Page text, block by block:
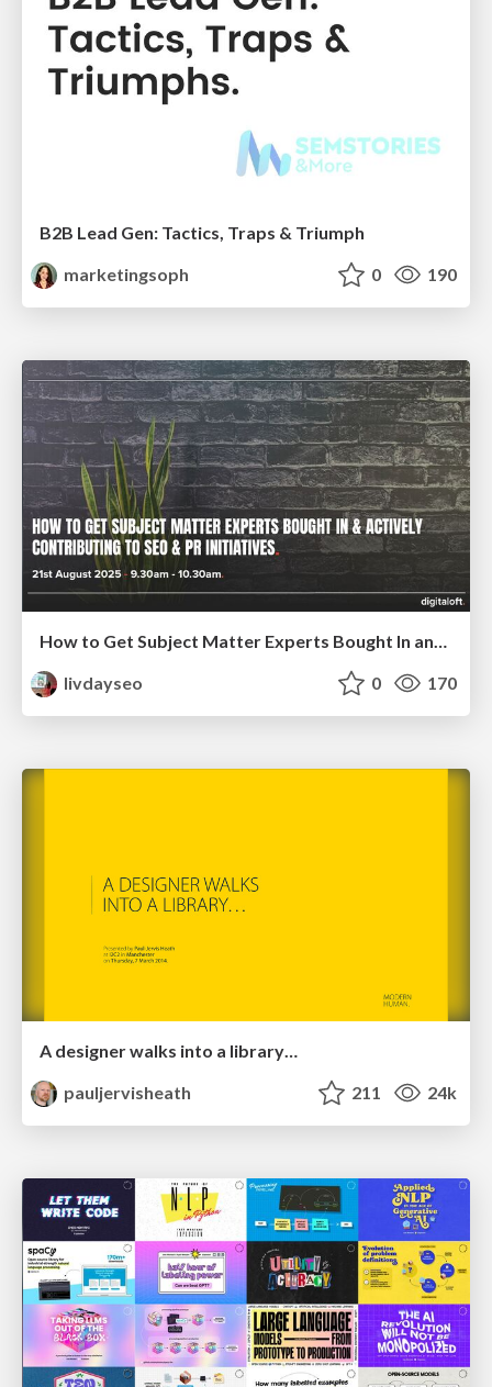
B2B Lead Gen: Tactics, Traps & Triumph
marketingsoph
0 190
How to Get Subject Matter Experts Bought In and Actively Contributing to SEO & PR Initiatives.
livdayseo
0 170
A designer walks into a library…
pauljervisheath
211 24k